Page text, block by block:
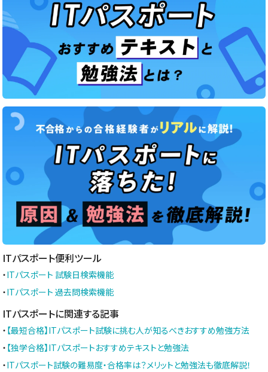
ITパスポート便利ツール
・ITパスポート 試験日検索機能
・ITパスポート 過去問検索機能
ITパスポートに関連する記事
・ 【最短合格】ITパスポート試験に挑む人が知るべきおすすめ勉強方法
・ 【独学合格】ITパスポートおすすめテキストと勉強法
・ITパスポート試験の難易度・合格率は？メリットと勉強法も徹底解説！